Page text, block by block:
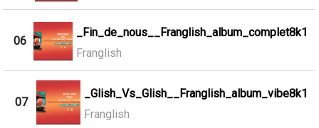
06
_Fin_de_nous__Franglish_album_complet8k1
Franglish
07
_Glish_Vs_Glish__Franglish_album_vibe8k1
Franglish